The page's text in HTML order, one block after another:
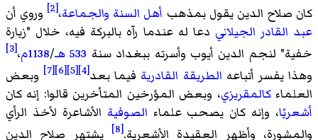
كان صلاح الدين يقول بمذهب أهل السنة والجماعة،[2]
وروي أن
عبد القادر الجيلاني دعا له عندما رآه بالبركة فيه، خلال "زيارة
خفية" لنجم الدين أيوب وأسرته ببغداد سنة 533 هـ /1138م ،[3]
وهذا يفسر أتباعه الطريقة القادرية فيما بعد[4]
[5]
[6]
[7]
وبعض
العلماءكالمقريزي، وبعض المؤرخين المتأخرين قالوا: إنه كان
أشعريًا، وإنه كان يصحب علماء الصوفية الأشاعرة لأخذ الرأي
والمشورة، وأظهر العقيدة الأشعرية.[8]
يشتهر صلاح الدين